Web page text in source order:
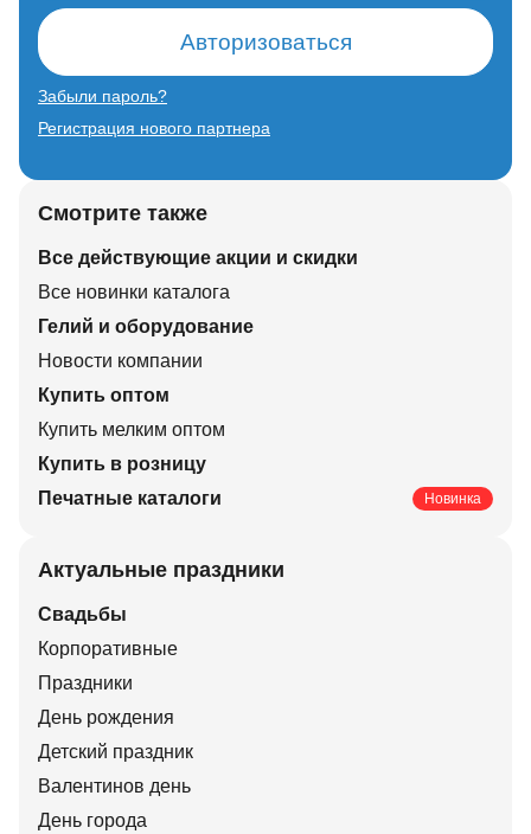
Авторизоваться
Забыли пароль?
Регистрация нового партнера
Смотрите также
Все действующие акции и скидки
Все новинки каталога
Гелий и оборудование
Новости компании
Купить оптом
Купить мелким оптом
Купить в розницу
Печатные каталоги
Новинка
Актуальные праздники
Свадьбы
Корпоративные
Праздники
День рождения
Детский праздник
Валентинов день
День города